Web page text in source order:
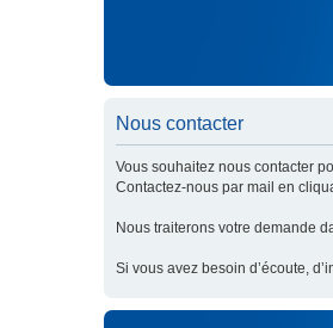
Nous contacter
Vous souhaitez nous contacter
Contactez-nous par mail en
Nous traiterons votre demande
Si vous avez besoin d’écoute,